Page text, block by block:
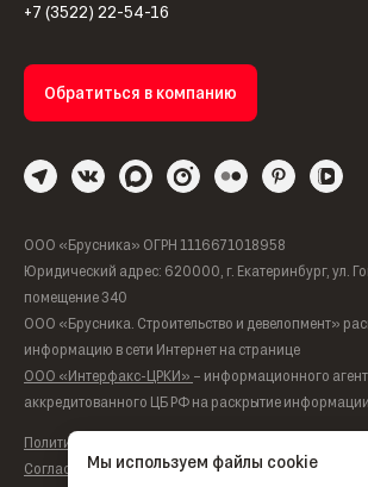
+7 (3522) 22-54-16
Обратиться в компанию
ООО «Брусника» ОГРН 1116671018958
Юридический адрес: 620000, г. Екатеринбург, ул.
помещение 340
ООО «Брусника. Строительство и девелопмент»
информацию в сети Интернет на странице
ООО «Интерфакс-ЦРКИ» – информационного
аккредитованного ЦБ РФ на раскрытие информации.
Политика обработки персональных данных
Согласие на обработку персональных данных
Мы используем файлы cookie